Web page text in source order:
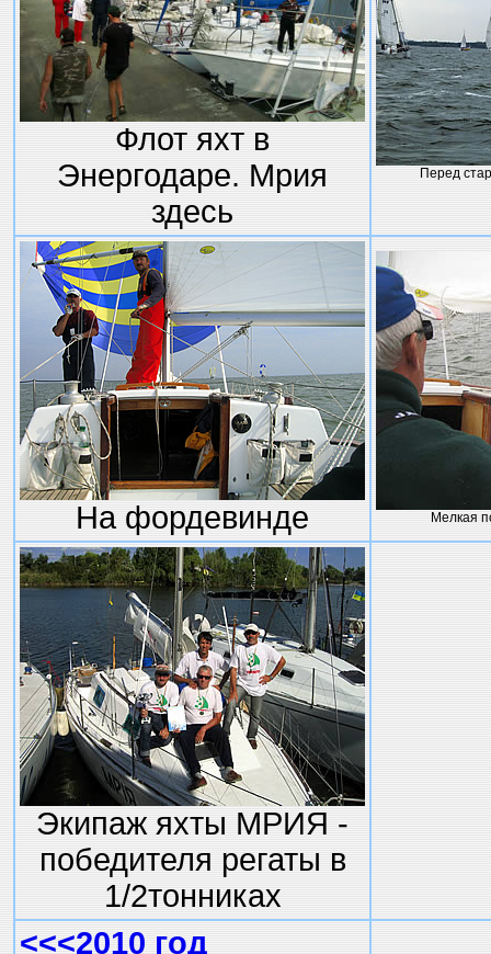
Флот яхт в
Энергодаре. Мрия
здесь
Перед
На фордевинде Мелкая
Экипаж яхты МРИЯ -
победителя регаты в
1/2тонниках
<<<2010 год